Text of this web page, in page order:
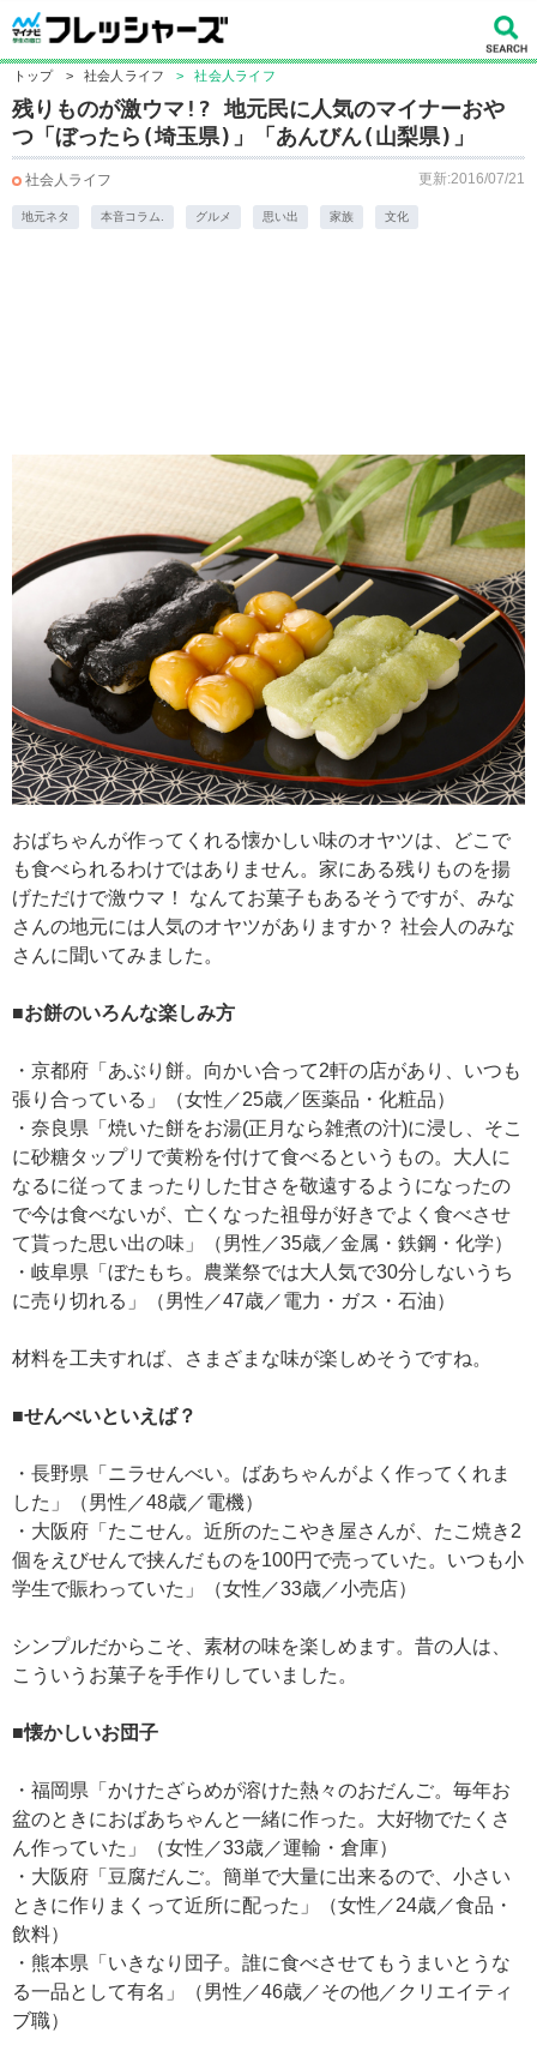
トップ > 社会人ライフ > 社会人ライフ
残りものが激ウマ!? 地元民に人気のマイナーおや
つ「ぼったら(埼玉県)」「あんびん(山梨県)」
社会人ライフ 更新:2016/07/21
地元ネタ 本音コラム. グルメ 思い出 家族 文化
おばちゃんが作ってくれる懐かしい味のオヤツは、どこで
も食べられるわけではありません。家にある残りものを揚
げただけで激ウマ！ なんてお菓子もあるそうですが、みな
さんの地元には人気のオヤツがありますか？ 社会人のみな
さんに聞いてみました。
■お餅のいろんな楽しみ方
・京都府「あぶり餅。向かい合って2軒の店があり、いつも
張り合っている」（女性／25歳／医薬品・化粧品）
・奈良県「焼いた餅をお湯(正月なら雑煮の汁)に浸し、そこ
に砂糖タップリで黄粉を付けて食べるというもの。大人に
なるに従ってまったりした甘さを敬遠するようになったの
で今は食べないが、亡くなった祖母が好きでよく食べさせ
て貰った思い出の味」（男性／35歳／金属・鉄鋼・化学）
・岐阜県「ぼたもち。農業祭では大人気で30分しないうち
に売り切れる」（男性／47歳／電力・ガス・石油）
材料を工夫すれば、さまざまな味が楽しめそうですね。
■せんべいといえば？
・長野県「ニラせんべい。ばあちゃんがよく作ってくれま
した」（男性／48歳／電機）
・大阪府「たこせん。近所のたこやき屋さんが、たこ焼き2
個をえびせんで挟んだものを100円で売っていた。いつも小
学生で賑わっていた」（女性／33歳／小売店）
シンプルだからこそ、素材の味を楽しめます。昔の人は、
こういうお菓子を手作りしていました。
■懐かしいお団子
・福岡県「かけたざらめが溶けた熱々のおだんご。毎年お
盆のときにおばあちゃんと一緒に作った。大好物でたくさ
ん作っていた」（女性／33歳／運輸・倉庫）
・大阪府「豆腐だんご。簡単で大量に出来るので、小さい
ときに作りまくって近所に配った」（女性／24歳／食品・
飲料）
・熊本県「いきなり団子。誰に食べさせてもうまいとうな
る一品として有名」（男性／46歳／その他／クリエイティ
ブ職）